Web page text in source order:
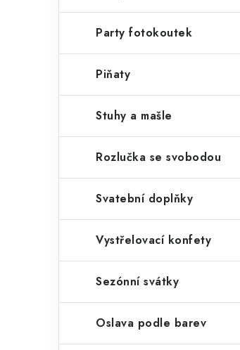
Party fotokoutek
Piňaty
Stuhy a mašle
Rozlučka se svobodou
Svatební doplňky
Vystřelovací konfety
Sezónní svátky
Oslava podle barev